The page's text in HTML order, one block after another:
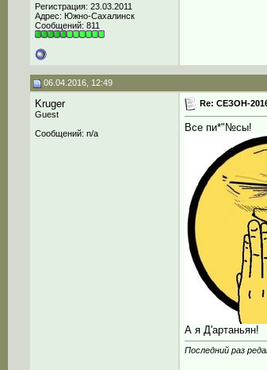
Регистрация: 23.03.2011
Адрес: Южно-Сахалинск
Сообщений: 811
06.04.2016, 12:49
Kruger
Guest
Сообщений: n/a
Re: СЕЗОН-
Все пи*"№сы!
А я Д'артаньян!
Последний раз